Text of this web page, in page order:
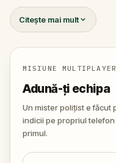
You’re not just taking
twisted scavenger
and death. To find
first—strangers
You’ll need to solve
The clock is ticking,
your sister one step
have the nerves to
become just another
Citește mai mult
MISIUNE MULTIPLAYER
Adună-ți echipa
Un mister polițist e făcut
indicii pe propriul
primul.